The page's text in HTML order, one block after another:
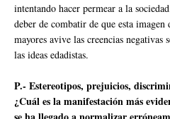
intentando hacer permear a la
deber de combatir de que esta
mayores avive las creencias negativas
las ideas edadistas.
P.- Estereotipos, prejuicios,
¿Cuál es la manifestación más